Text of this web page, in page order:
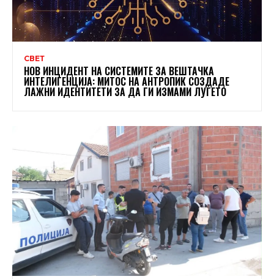
СВЕТ
НОВ ИНЦИДЕНТ НА СИСТЕМИТЕ ЗА ВЕШТАЧКА
ИНТЕЛИГЕНЦИЈА: МИТОС НА АНТРОПИК СОЗДАДЕ
ЛАЖНИ ИДЕНТИТЕТИ ЗА ДА ГИ ИЗМАМИ ЛУЃЕТО